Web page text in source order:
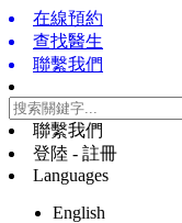
在線預約
查找醫生
聯繫我們
聯繫我們
登陸 - 註冊
Languages
English